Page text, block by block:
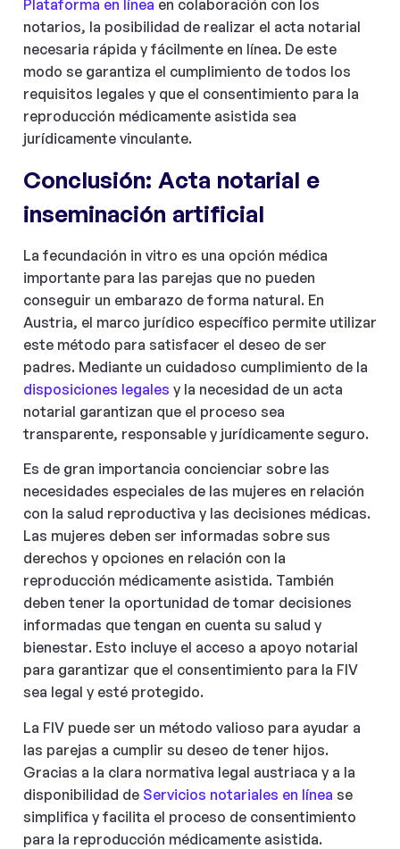
Plataforma en línea en colaboración con los
notarios, la posibilidad de realizar el acta notarial
necesaria rápida y fácilmente en línea. De este
modo se garantiza el cumplimiento de todos los
requisitos legales y que el consentimiento para la
reproducción médicamente asistida sea
jurídicamente vinculante.
Conclusión: Acta notarial e
inseminación artificial
La fecundación in vitro es una opción médica
importante para las parejas que no pueden
conseguir un embarazo de forma natural. En
Austria, el marco jurídico específico permite utilizar
este método para satisfacer el deseo de ser
padres. Mediante un cuidadoso cumplimiento de la
disposiciones legales y la necesidad de un acta
notarial garantizan que el proceso sea
transparente, responsable y jurídicamente seguro.
Es de gran importancia concienciar sobre las
necesidades especiales de las mujeres en relación
con la salud reproductiva y las decisiones médicas.
Las mujeres deben ser informadas sobre sus
derechos y opciones en relación con la
reproducción médicamente asistida. También
deben tener la oportunidad de tomar decisiones
informadas que tengan en cuenta su salud y
bienestar. Esto incluye el acceso a apoyo notarial
para garantizar que el consentimiento para la FIV
sea legal y esté protegido.
La FIV puede ser un método valioso para ayudar a
las parejas a cumplir su deseo de tener hijos.
Gracias a la clara normativa legal austriaca y a la
disponibilidad de Servicios notariales en línea se
simplifica y facilita el proceso de consentimiento
para la reproducción médicamente asistida.